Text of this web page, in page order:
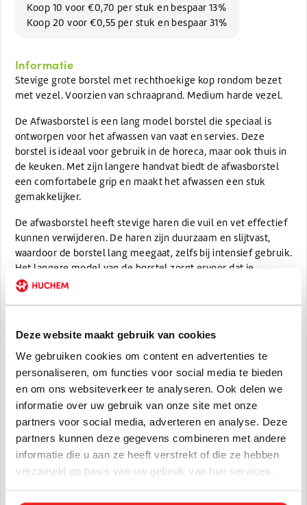
Deze website maakt gebruik van cookies
We gebruiken cookies om content en advertenties te
personaliseren, om functies voor social media te bieden
en om ons websiteverkeer te analyseren. Ook delen we
informatie over uw gebruik van onze site met onze
partners voor social media, adverteren en analyse. Deze
partners kunnen deze gegevens combineren met andere
informatie die u aan ze heeft verstrekt of die ze hebben
verzameld op basis van uw gebruik van hun services.
Koop 10 voor €0,70 per stuk en bespaar 13%
Koop 20 voor €0,55 per stuk en bespaar 31%
Informatie
Stevige grote borstel met rechthoekige kop rondom bezet
met vezel. Voorzien van schraaprand. Medium harde vezel.
De Afwasborstel is een lang model borstel die speciaal is
ontworpen voor het afwassen van vaat en servies. Deze
borstel is ideaal voor gebruik in de horeca, maar ook thuis in
de keuken. Met zijn langere handvat biedt de afwasborstel
een comfortabele grip en maakt het afwassen een stuk
gemakkelijker.
De afwasborstel heeft stevige haren die vuil en vet effectief
kunnen verwijderen. De haren zijn duurzaam en slijtvast,
waardoor de borstel lang meegaat, zelfs bij intensief gebruik.
Het langere model van de borstel zorgt ervoor dat je
gemakkelijk bij alle hoekjes en randjes van je vaat kunt
schoonmaken van potten, pannen en andere
keukenapparatuur.
De borstel kan zowel met warm water en afwasmiddel als in
combinatie met een vaatwasmachine worden gebruikt. Met
de afwasborstel wordt het afwassen van de vaat een stuk
eenvoudiger en efficiënter. Het langere model en de stevige
haren zorgen ervoor dat je snel en grondig kunt
schoonmaken, zelfs bij hardnekkig vuil